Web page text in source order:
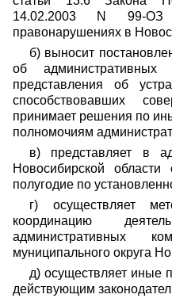
14.02.2003 N 99-ОЗ
правонарушениях в
б) выносит
об административных
представления об
способствовавших
принимает решения по
полномочиям
в) представляет в
Новосибирской
полугодие по
г) осуществляет
координацию
административных
муниципального округа
д) осуществляет иные
действующим